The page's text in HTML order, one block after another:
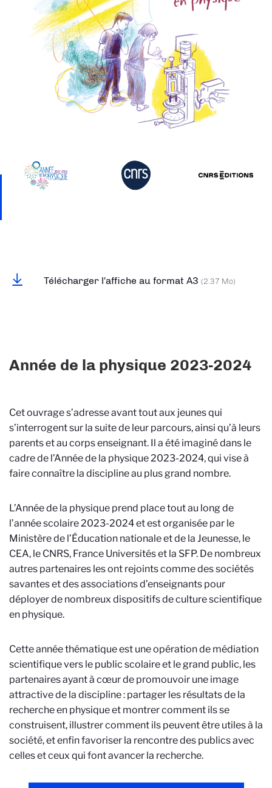
Télécharger l'affiche au format A3 (2.37 Mo)
Année de la physique 2023-2024
Cet ouvrage s’adresse avant tout aux jeunes qui
s’interrogent sur la suite de leur parcours, ainsi qu’à leurs
parents et au corps enseignant. Il a été imaginé dans le
cadre de l’Année de la physique 2023-2024, qui vise à
faire connaître la discipline au plus grand nombre.
L’Année de la physique prend place tout au long de
l’année scolaire 2023-2024 et est organisée par le
Ministère de l’Éducation nationale et de la Jeunesse, le
CEA, le CNRS, France Universités et la SFP. De nombreux
autres partenaires les ont rejoints comme des sociétés
savantes et des associations d’enseignants pour
déployer de nombreux dispositifs de culture scientifique
en physique.
Cette année thématique est une opération de médiation
scientifique vers le public scolaire et le grand public, les
partenaires ayant à cœur de promouvoir une image
attractive de la discipline : partager les résultats de la
recherche en physique et montrer comment ils se
construisent, illustrer comment ils peuvent être utiles à la
société, et enfin favoriser la rencontre des publics avec
celles et ceux qui font avancer la recherche.